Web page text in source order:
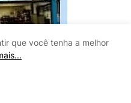
que você tenha a melhor